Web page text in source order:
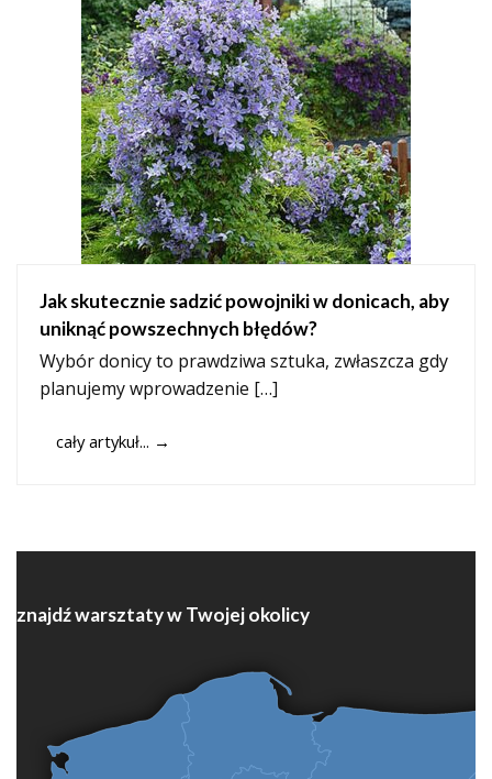
Jak skutecznie sadzić powojniki w donicach, aby
uniknąć powszechnych błędów?
Wybór donicy to prawdziwa sztuka, zwłaszcza gdy
planujemy wprowadzenie […]
cały artykuł... →
znajdź warsztaty w Twojej okolicy